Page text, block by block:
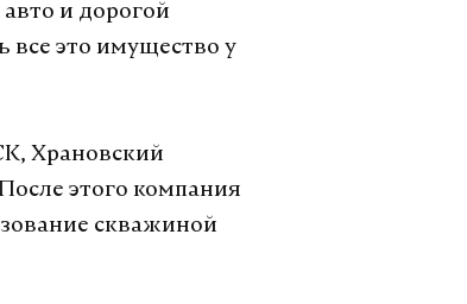
и дорогой
это имущество у
Храновский
этого компания
скважиной